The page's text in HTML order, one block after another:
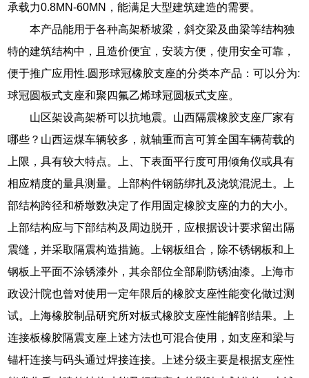
承载力0.8MN-60MN，能满足大型建筑建造的需要。
本产品能用于各种高架桥坡梁，斜交梁及曲梁等结构独
特的建筑结构中，且造价便宜，安装方便，使用安全可靠，
便于推广应用性.圆形球冠橡胶支座的分类本产品：可以分为:
球冠圆板式支座和聚四氟乙烯球冠圆板式支座。
山区架设高架桥可以抗地震。山西隔震橡胶支座厂家有
哪些？山西运煤车辆较多，就轴重而言可算全国车辆荷载的
上限，具有较大特点。上、下表面平行度可用倾角仪或具有
相应精度的量具测量。上部构件钢筋绑扎及浇筑混泥土。上
部结构跨径和桥墩数决定了作用固定橡胶支座的力的大小。
上部结构应与下部结构及周边脱开，应根据设计要求留出隔
震缝，并采取隔震构造措施。上钢板组合，除不锈钢板和上
钢板上平面不涂锈漆外，其余部位全部刷防锈油漆。上海市
政设汁院也曾对使用一定年限后的橡胶支座性能变化做过测
试。上海橡胶制品研究所对板式橡胶支座性能解剖结果。上
连接板橡胶隔震支座上述方法也可混合使用，如支座和梁与
锚杆连接与码头通过焊接连接。上述分级主要是根据支座性